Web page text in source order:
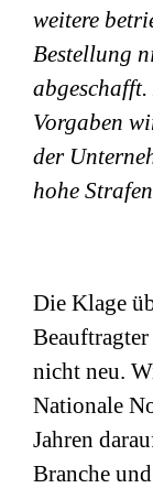
weitere
Bestellung
Vorgaben
der
hohe
Die Klage
nicht neu.
Nationale
Jahren
Branche